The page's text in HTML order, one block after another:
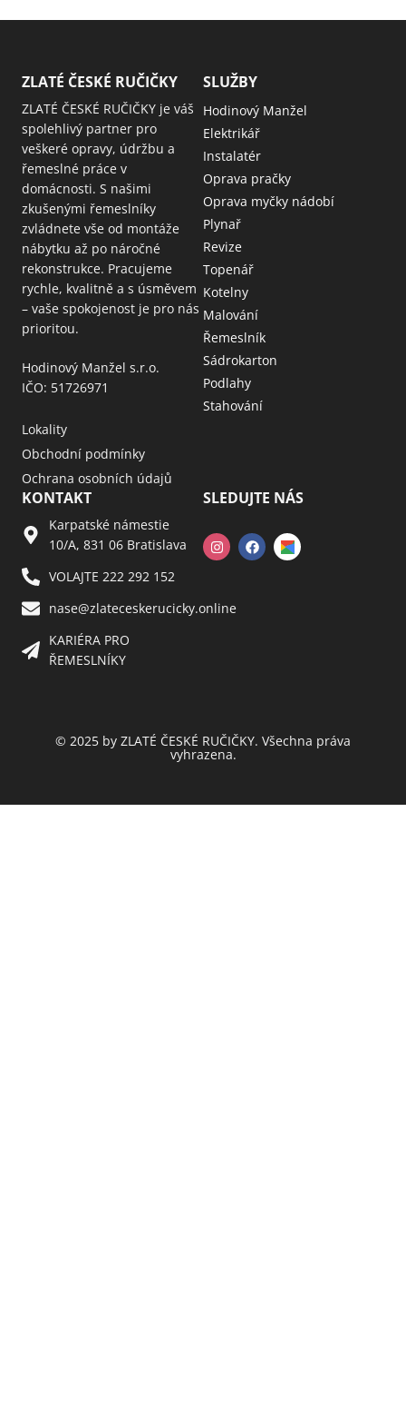
ZLATÉ ČESKÉ RUČIČKY
ZLATÉ ČESKÉ RUČIČKY je váš
spolehlivý partner pro
veškeré opravy, údržbu a
řemeslné práce v
domácnosti. S našimi
zkušenými řemeslníky
zvládnete vše od montáže
nábytku až po náročné
rekonstrukce. Pracujeme
rychle, kvalitně a s úsměvem
– vaše spokojenost je pro nás
prioritou.
Hodinový Manžel s.r.o.
IČO: 51726971
Lokality
Obchodní podmínky
Ochrana osobních údajů
SLUŽBY
Hodinový Manžel
Elektrikář
Instalatér
Oprava pračky
Oprava myčky nádobí
Plynař
Revize
Topenář
Kotelny
Malování
Řemeslník
Sádrokarton
Podlahy
Stahování
KONTAKT
Karpatské námestie
10/A, 831 06 Bratislava
VOLAJTE 222 292 152
nase@zlateceskerucicky.online
KARIÉRA PRO
ŘEMESLNÍKY
SLEDUJTE NÁS
© 2025 by ZLATÉ ČESKÉ RUČIČKY. Všechna práva
vyhrazena.